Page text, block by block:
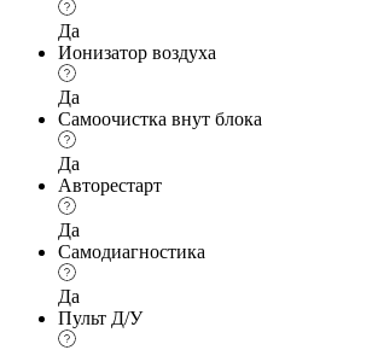
Да
Ионизатор воздуха
Да
Самоочистка внут блока
Да
Авторестарт
Да
Самодиагностика
Да
Пульт Д/У